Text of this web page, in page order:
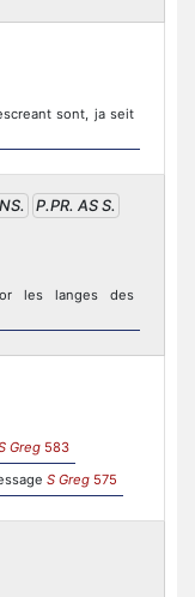
sont, ja seit
P.PR. AS S.
les langes des
Greg 583
S Greg 575